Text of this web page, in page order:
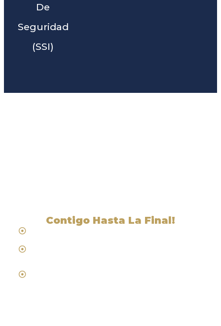
De
Seguridad
(SSI)
Contigo Hasta La Final!